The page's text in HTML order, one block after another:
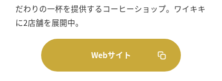
だわりの一杯を提供するコーヒーショップ。ワイキキ
に2店舗を展開中。
Webサイト